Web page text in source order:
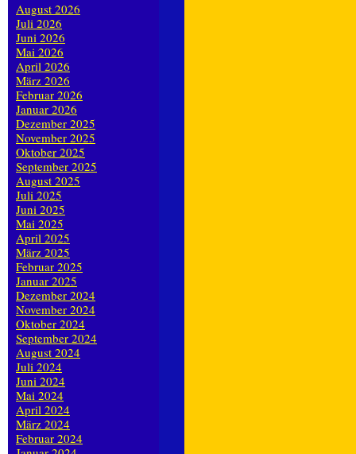
August 2026
Juli 2026
Juni 2026
Mai 2026
April 2026
März 2026
Februar 2026
Januar 2026
Dezember 2025
November 2025
Oktober 2025
September 2025
August 2025
Juli 2025
Juni 2025
Mai 2025
April 2025
März 2025
Februar 2025
Januar 2025
Dezember 2024
November 2024
Oktober 2024
September 2024
August 2024
Juli 2024
Juni 2024
Mai 2024
April 2024
März 2024
Februar 2024